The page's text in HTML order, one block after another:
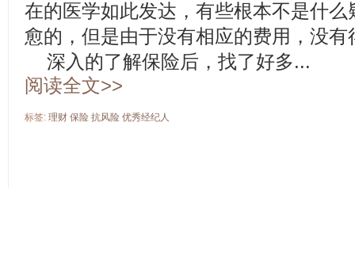
在的医学如此发达，有些根本不是什
愈的，但是由于没有相应的费用，没
深入的了解保险后，找了好多...
阅读全文>>
标签: 理财 保险 抗风险 优秀经纪人